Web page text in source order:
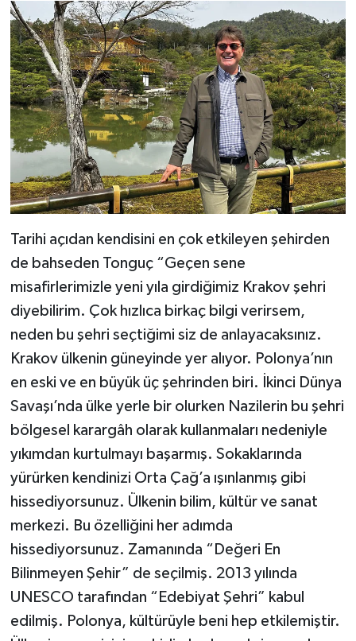
Tarihi açıdan kendisini en çok etkileyen şehirden
de bahseden Tonguç “Geçen sene
misafirlerimizle yeni yıla girdiğimiz Krakov şehri
diyebilirim. Çok hızlıca birkaç bilgi verirsem,
neden bu şehri seçtiğimi siz de anlayacaksınız.
Krakov ülkenin güneyinde yer alıyor. Polonya’nın
en eski ve en büyük üç şehrinden biri. İkinci Dünya
Savaşı’nda ülke yerle bir olurken Nazilerin bu şehri
bölgesel karargâh olarak kullanmaları nedeniyle
yıkımdan kurtulmayı başarmış. Sokaklarında
yürürken kendinizi Orta Çağ’a ışınlanmış gibi
hissediyorsunuz. Ülkenin bilim, kültür ve sanat
merkezi. Bu özelliğini her adımda
hissediyorsunuz. Zamanında “Değeri En
Bilinmeyen Şehir” de seçilmiş. 2013 yılında
UNESCO tarafından “Edebiyat Şehri” kabul
edilmiş. Polonya, kültürüyle beni hep etkilemiştir.